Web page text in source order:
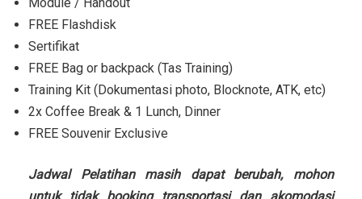
FREE Flashdisk
Sertifikat
FREE Bag or backpack (Tas Training)
Training Kit (Dokumentasi photo, Blocknote, ATK, etc)
2x Coffee Break & 1 Lunch, Dinner
FREE Souvenir Exclusive
Jadwal Pelatihan masih dapat berubah, mohon